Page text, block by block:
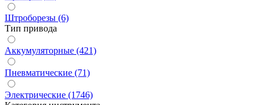
Штроборезы (6)
Тип привода
Аккумуляторные (421)
Пневматические (71)
Электрические (1746)